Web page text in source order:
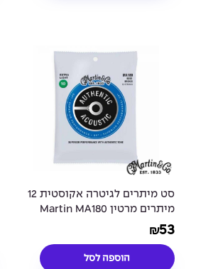
סט מיתרים לגיטרה אקוסטית 12
מיתרים מרטין Martin MA180
80/20 Bronze 12String Acoustic
₪53
הוספה לסל